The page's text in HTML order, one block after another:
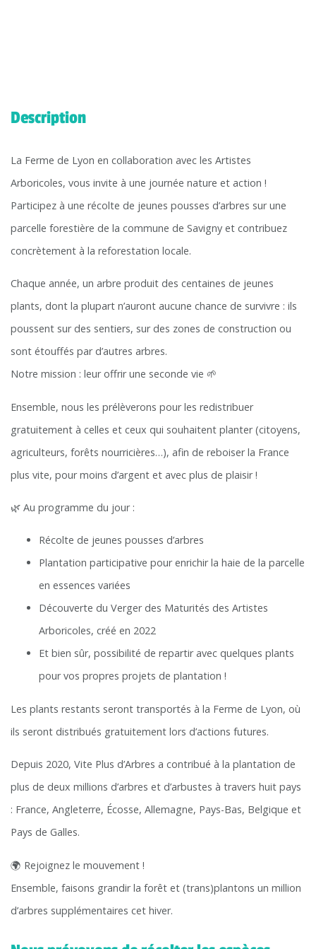
Description
La Ferme de Lyon en collaboration avec les Artistes
Arboricoles, vous invite à une journée nature et action !
Participez à une récolte de jeunes pousses d’arbres sur une
parcelle forestière de la commune de Savigny et contribuez
concrètement à la reforestation locale.
Chaque année, un arbre produit des centaines de jeunes
plants, dont la plupart n’auront aucune chance de survivre : ils
poussent sur des sentiers, sur des zones de construction ou
sont étouffés par d’autres arbres.
Notre mission : leur offrir une seconde vie 🌱
Ensemble, nous les prélèverons pour les redistribuer
gratuitement à celles et ceux qui souhaitent planter (citoyens,
agriculteurs, forêts nourricières…), afin de reboiser la France
plus vite, pour moins d’argent et avec plus de plaisir !
🌿 Au programme du jour :
Récolte de jeunes pousses d’arbres
Plantation participative pour enrichir la haie de la parcelle
en essences variées
Découverte du Verger des Maturités des Artistes
Arboricoles, créé en 2022
Et bien sûr, possibilité de repartir avec quelques plants
pour vos propres projets de plantation !
Les plants restants seront transportés à la Ferme de Lyon, où
ils seront distribués gratuitement lors d’actions futures.
Depuis 2020, Vite Plus d’Arbres a contribué à la plantation de
plus de deux millions d’arbres et d’arbustes à travers huit pays
: France, Angleterre, Écosse, Allemagne, Pays-Bas, Belgique et
Pays de Galles.
🌍 Rejoignez le mouvement !
Ensemble, faisons grandir la forêt et (trans)plantons un million
d’arbres supplémentaires cet hiver.